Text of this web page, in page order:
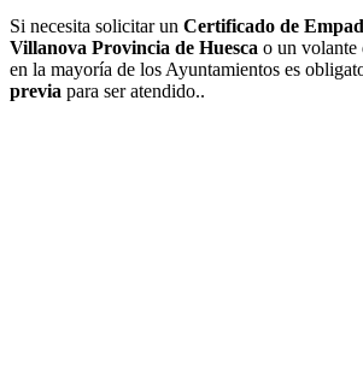
Si necesita solicitar un Certificado de
Villanova Provincia de Huesca o un volante
en la mayoría de los Ayuntamientos es
previa para ser atendido..